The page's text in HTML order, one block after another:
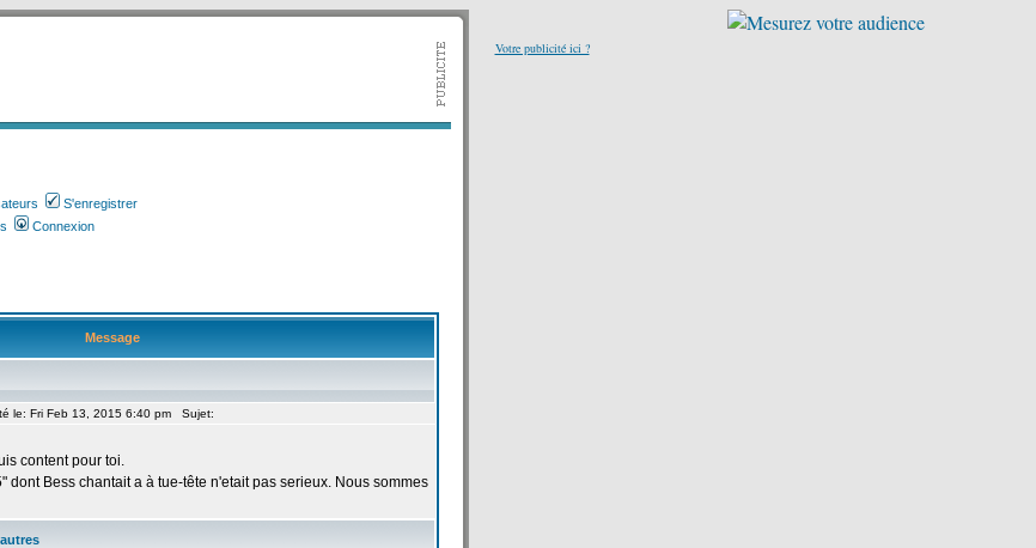
S'enregistrer
Connexion
Message
le: Fri Feb 13, 2015 6:40 pm Sujet:
content pour toi.
dont Bess chantait a à tue-tête n'etait pas serieux. Nous sommes
Votre publicité ici ?